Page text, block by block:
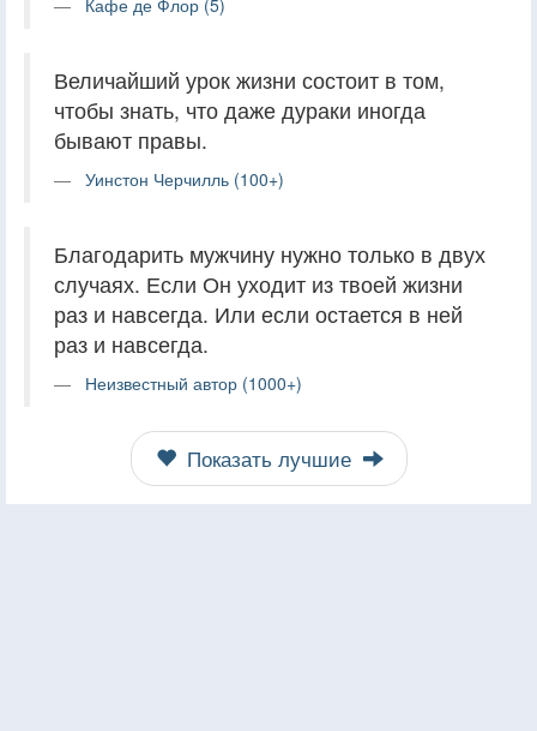
Величайший урок жизни состоит в том,
чтобы знать, что даже дураки иногда
бывают правы.
Уинстон Черчилль (100+)
Благодарить мужчину нужно только в двух
случаях. Если Он уходит из твоей жизни
раз и навсегда. Или если остается в ней
раз и навсегда.
Неизвестный автор (1000+)
Показать лучшие